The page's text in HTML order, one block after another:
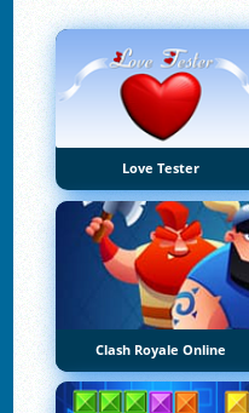
Love Tester
Clash Royale Online